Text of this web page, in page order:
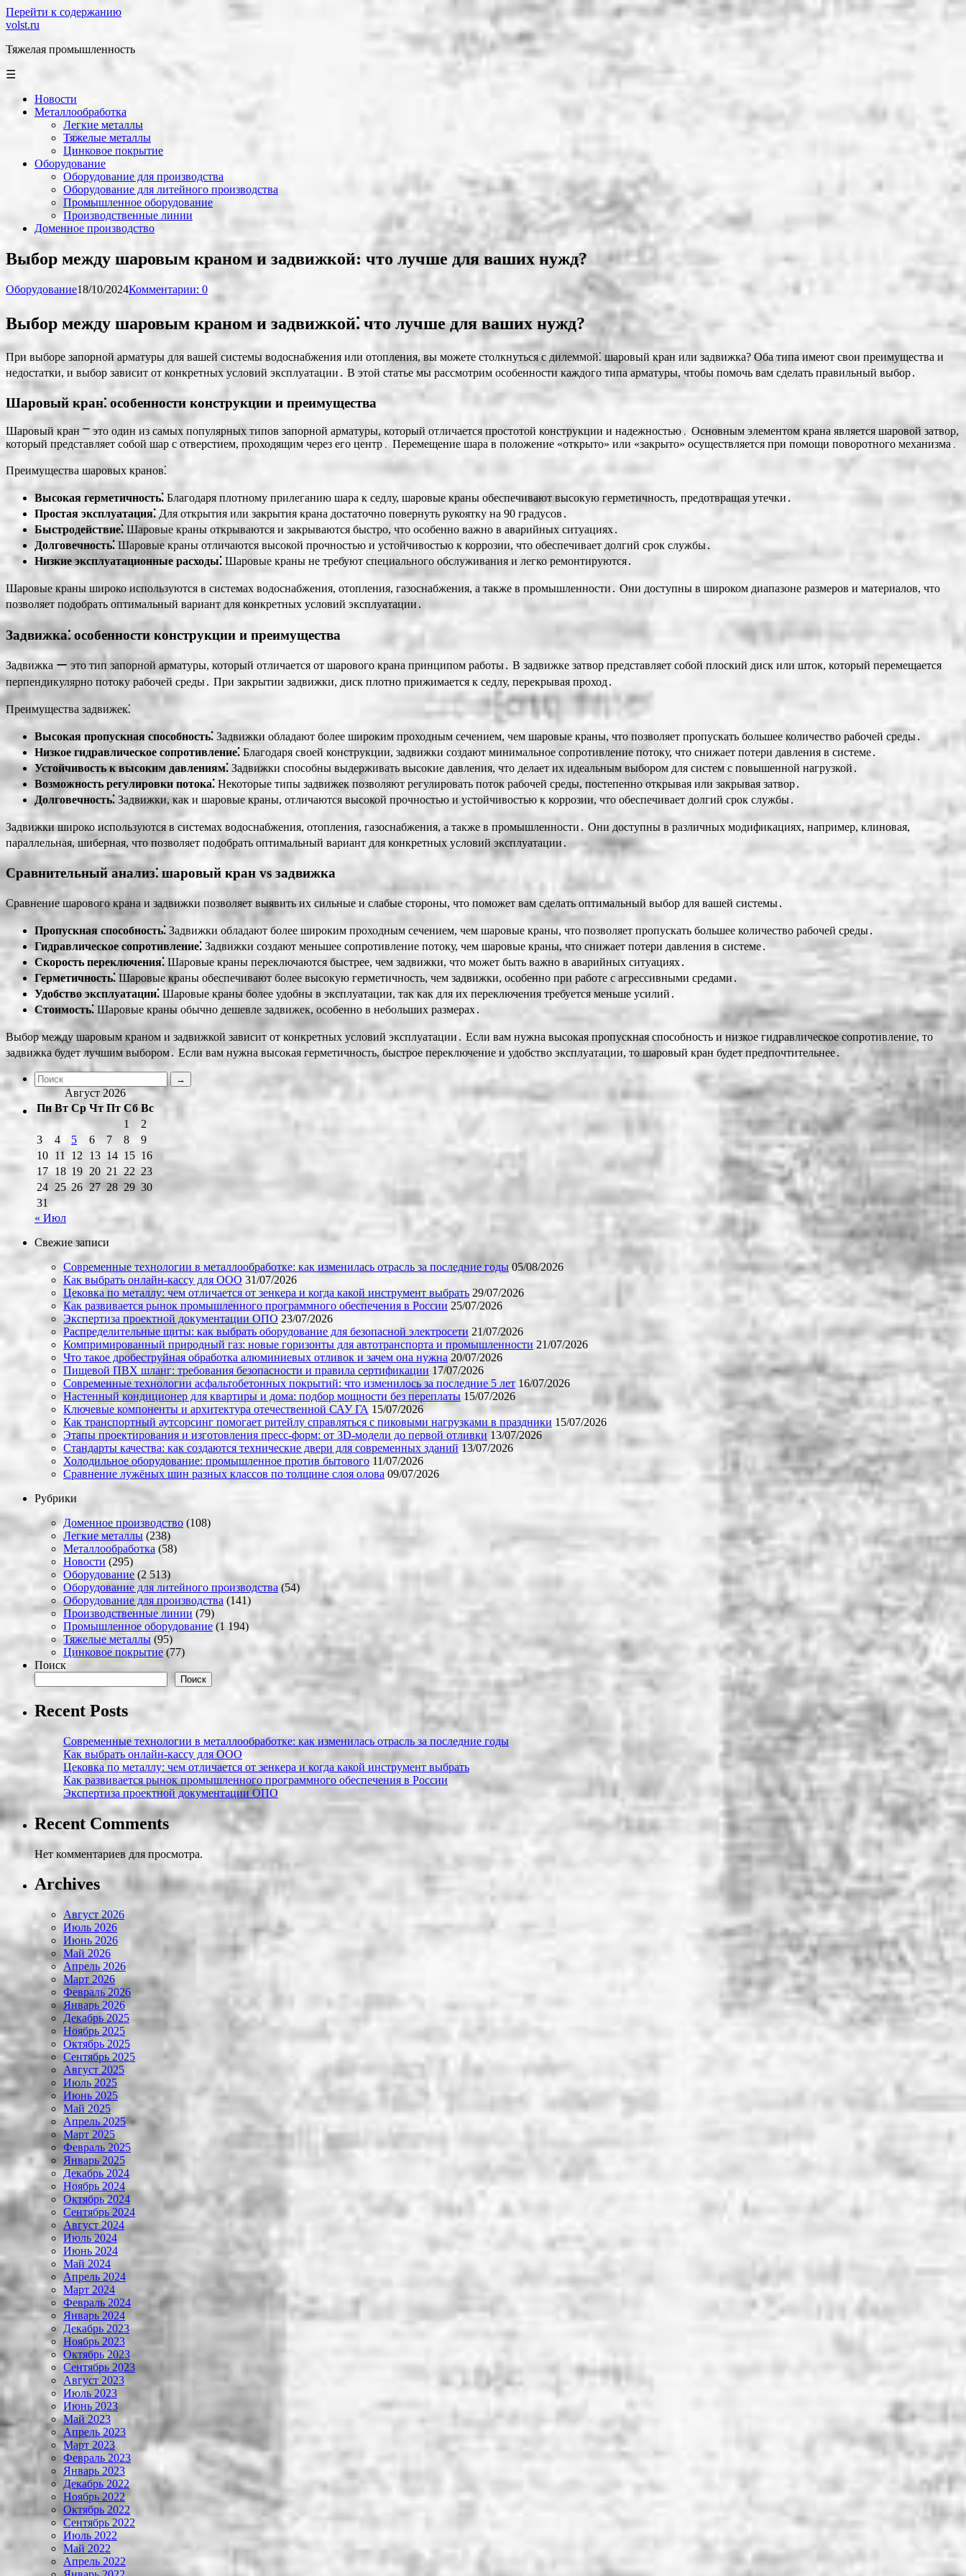
Перейти к содержанию
volst.ru
Тяжелая промышленность
☰
Новости
Металлообработка
Легкие металлы
Тяжелые металлы
Цинковое покрытие
Оборудование
Оборудование для производства
Оборудование для литейного производства
Промышленное оборудование
Производственные линии
Доменное производство
Выбор между шаровым краном и задвижкой: что лучше для ваших нужд?
Оборудование18/10/2024Комментарии: 0
Выбор между шаровым краном и задвижкой⁚ что лучше для ваших нужд?
При выборе запорной арматуры для вашей системы водоснабжения или отопления, вы можете столкнуться с дилеммой⁚ шаровый кран или задвижка? Оба типа имеют свои преимущества и
недостатки, и выбор зависит от конкретных условий эксплуатации․ В этой статье мы рассмотрим особенности каждого типа арматуры, чтобы помочь вам сделать правильный выбор․
Шаровый кран⁚ особенности конструкции и преимущества
Шаровый кран ⎻ это один из самых популярных типов запорной арматуры, который отличается простотой конструкции и надежностью․ Основным элементом крана является шаровой затвор,
который представляет собой шар с отверстием, проходящим через его центр․ Перемещение шара в положение «открыто» или «закрыто» осуществляется при помощи поворотного механизма․
Преимущества шаровых кранов⁚
Высокая герметичность⁚ Благодаря плотному прилеганию шара к седлу, шаровые краны обеспечивают высокую герметичность, предотвращая утечки․
Простая эксплуатация⁚ Для открытия или закрытия крана достаточно повернуть рукоятку на 90 градусов․
Быстродействие⁚ Шаровые краны открываются и закрываются быстро, что особенно важно в аварийных ситуациях․
Долговечность⁚ Шаровые краны отличаются высокой прочностью и устойчивостью к коррозии, что обеспечивает долгий срок службы․
Низкие эксплуатационные расходы⁚ Шаровые краны не требуют специального обслуживания и легко ремонтируются․
Шаровые краны широко используются в системах водоснабжения, отопления, газоснабжения, а также в промышленности․ Они доступны в широком диапазоне размеров и материалов, что
позволяет подобрать оптимальный вариант для конкретных условий эксплуатации․
Задвижка⁚ особенности конструкции и преимущества
Задвижка ー это тип запорной арматуры, который отличается от шарового крана принципом работы․ В задвижке затвор представляет собой плоский диск или шток, который перемещается
перпендикулярно потоку рабочей среды․ При закрытии задвижки, диск плотно прижимается к седлу, перекрывая проход․
Преимущества задвижек⁚
Высокая пропускная способность⁚ Задвижки обладают более широким проходным сечением, чем шаровые краны, что позволяет пропускать большее количество рабочей среды․
Низкое гидравлическое сопротивление⁚ Благодаря своей конструкции, задвижки создают минимальное сопротивление потоку, что снижает потери давления в системе․
Устойчивость к высоким давлениям⁚ Задвижки способны выдерживать высокие давления, что делает их идеальным выбором для систем с повышенной нагрузкой․
Возможность регулировки потока⁚ Некоторые типы задвижек позволяют регулировать поток рабочей среды, постепенно открывая или закрывая затвор․
Долговечность⁚ Задвижки, как и шаровые краны, отличаются высокой прочностью и устойчивостью к коррозии, что обеспечивает долгий срок службы․
Задвижки широко используются в системах водоснабжения, отопления, газоснабжения, а также в промышленности․ Они доступны в различных модификациях, например, клиновая,
параллельная, шиберная, что позволяет подобрать оптимальный вариант для конкретных условий эксплуатации․
Сравнительный анализ⁚ шаровый кран vs задвижка
Сравнение шарового крана и задвижки позволяет выявить их сильные и слабые стороны, что поможет вам сделать оптимальный выбор для вашей системы․
Пропускная способность⁚ Задвижки обладают более широким проходным сечением, чем шаровые краны, что позволяет пропускать большее количество рабочей среды․
Гидравлическое сопротивление⁚ Задвижки создают меньшее сопротивление потоку, чем шаровые краны, что снижает потери давления в системе․
Скорость переключения⁚ Шаровые краны переключаются быстрее, чем задвижки, что может быть важно в аварийных ситуациях․
Герметичность⁚ Шаровые краны обеспечивают более высокую герметичность, чем задвижки, особенно при работе с агрессивными средами․
Удобство эксплуатации⁚ Шаровые краны более удобны в эксплуатации, так как для их переключения требуется меньше усилий․
Стоимость⁚ Шаровые краны обычно дешевле задвижек, особенно в небольших размерах․
Выбор между шаровым краном и задвижкой зависит от конкретных условий эксплуатации․ Если вам нужна высокая пропускная способность и низкое гидравлическое сопротивление, то
задвижка будет лучшим выбором․ Если вам нужна высокая герметичность, быстрое переключение и удобство эксплуатации, то шаровый кран будет предпочтительнее․
Август 2026
Пн Вт Ср Чт Пт Сб Вс
1
2
3
4 5 6 7 8
9
10 11 12 13 14 15 16
17 18 19 20 21 22 23
24 25 26 27 28 29 30
31
« Июл
Свежие записи
Современные технологии в металлообработке: как изменилась отрасль за последние годы 05/08/2026
Как выбрать онлайн-кассу для ООО 31/07/2026
Цековка по металлу: чем отличается от зенкера и когда какой инструмент выбрать 29/07/2026
Как развивается рынок промышленного программного обеспечения в России 25/07/2026
Экспертиза проектной документации ОПО 23/07/2026
Распределительные щиты: как выбрать оборудование для безопасной электросети 21/07/2026
Компримированный природный газ: новые горизонты для автотранспорта и промышленности 21/07/2026
Что такое дробеструйная обработка алюминиевых отливок и зачем она нужна 20/07/2026
Пищевой ПВХ шланг: требования безопасности и правила сертификации 17/07/2026
Современные технологии асфальтобетонных покрытий: что изменилось за последние 5 лет 16/07/2026
Настенный кондиционер для квартиры и дома: подбор мощности без переплаты 15/07/2026
Ключевые компоненты и архитектура отечественной САУ ГА 15/07/2026
Как транспортный аутсорсинг помогает ритейлу справляться с пиковыми нагрузками в праздники 15/07/2026
Этапы проектирования и изготовления пресс-форм: от 3D-модели до первой отливки 13/07/2026
Стандарты качества: как создаются технические двери для современных зданий 13/07/2026
Холодильное оборудование: промышленное против бытового 11/07/2026
Сравнение лужёных шин разных классов по толщине слоя олова 09/07/2026
Рубрики
Доменное производство (108)
Легкие металлы (238)
Металлообработка (58)
Новости (295)
Оборудование (2 513)
Оборудование для литейного производства (54)
Оборудование для производства (141)
Производственные линии (79)
Промышленное оборудование (1 194)
Тяжелые металлы (95)
Цинковое покрытие(77)
Поиск
Поиск
Recent Posts
Современные технологии в металлообработке: как изменилась отрасль за последние годы
Как выбрать онлайн-кассу для ООО
Цековка по металлу: чем отличается от зенкера и когда какой инструмент выбрать
Как развивается рынок промышленного программного обеспечения в России
Экспертиза проектной документации ОПО
Recent Comments
Нет комментариев для просмотра.
Archives
Август 2026
Июль 2026
Июнь 2026
Май 2026
Апрель 2026
Март 2026
Февраль 2026
Январь 2026
Декабрь 2025
Ноябрь 2025
Октябрь 2025
Сентябрь 2025
Август 2025
Июль 2025
Июнь 2025
Май 2025
Апрель 2025
Март 2025
Февраль 2025
Январь 2025
Декабрь 2024
Ноябрь 2024
Октябрь 2024
Сентябрь 2024
Август 2024
Июль 2024
Июнь 2024
Май 2024
Апрель 2024
Март 2024
Февраль 2024
Январь 2024
Декабрь 2023
Ноябрь 2023
Октябрь 2023
Сентябрь 2023
Август 2023
Июль 2023
Июнь 2023
Май 2023
Апрель 2023
Март 2023
Февраль 2023
Январь 2023
Декабрь 2022
Ноябрь 2022
Октябрь 2022
Сентябрь 2022
Июль 2022
Май 2022
Апрель 2022